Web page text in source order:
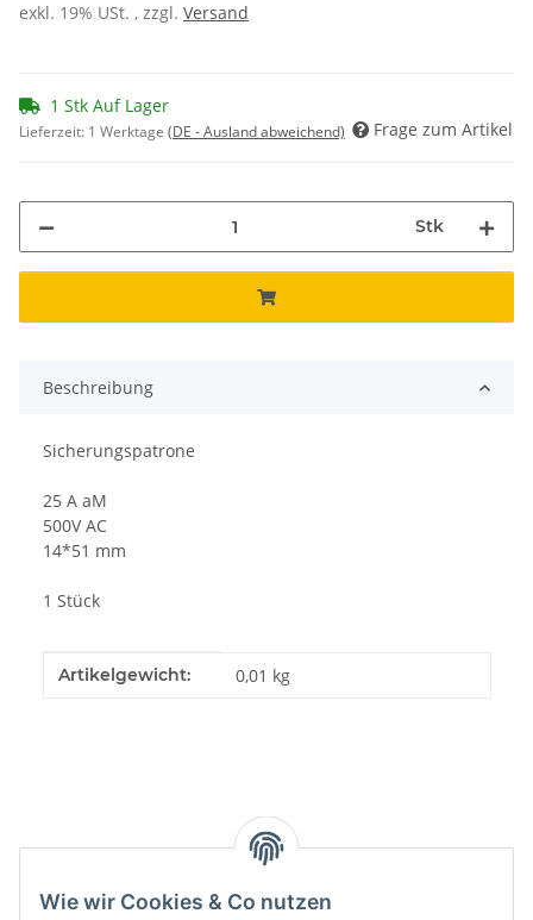
Wie wir Cookies & Co nutzen
exkl. 19% USt. , zzgl. Versand
1 Stk Auf Lager
Lieferzeit: 1 Werktage (DE - Ausland abweichend) Frage zum Artikel
Stk
Beschreibung
Sicherungspatrone
25 A aM
500V AC
14*51 mm
1 Stück
Produkteigenschaft
Wert
Artikelgewicht: 0,01 kg
Kategorien